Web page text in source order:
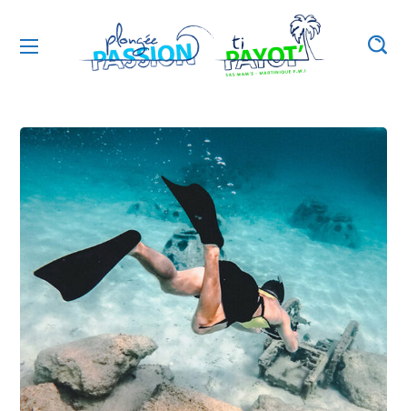
DIVING PHOTOGRAPHY